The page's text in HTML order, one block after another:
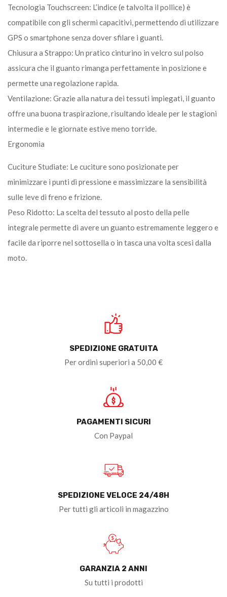
Tecnologia Touchscreen: L’indice (e talvolta il pollice) è
compatibile con gli schermi capacitivi, permettendo di utilizzare
GPS o smartphone senza dover sfilare i guanti.
Chiusura a Strappo: Un pratico cinturino in velcro sul polso
assicura che il guanto rimanga perfettamente in posizione e
permette una regolazione rapida.
Ventilazione: Grazie alla natura dei tessuti impiegati, il guanto
offre una buona traspirazione, risultando ideale per le stagioni
intermedie e le giornate estive meno torride.
Ergonomia
Cuciture Studiate: Le cuciture sono posizionate per
minimizzare i punti di pressione e massimizzare la sensibilità
sulle leve di freno e frizione.
Peso Ridotto: La scelta del tessuto al posto della pelle
integrale permette di avere un guanto estremamente leggero e
facile da riporre nel sottosella o in tasca una volta scesi dalla
moto.
SPEDIZIONE GRATUITA
Per ordini superiori a 50,00 €
PAGAMENTI SICURI
Con Paypal
SPEDIZIONE VELOCE 24/48H
Per tutti gli articoli in magazzino
GARANZIA 2 ANNI
Su tutti i prodotti